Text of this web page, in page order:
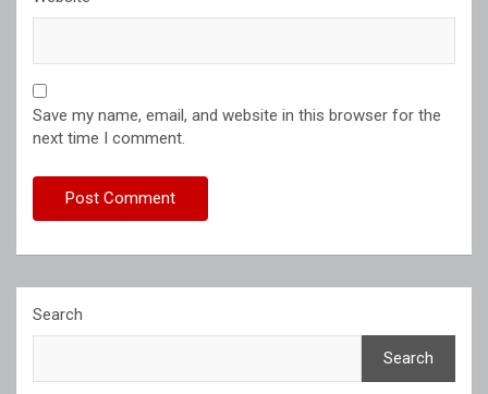
Save my name, email, and website in this browser for the
next time I comment.
Search
Search